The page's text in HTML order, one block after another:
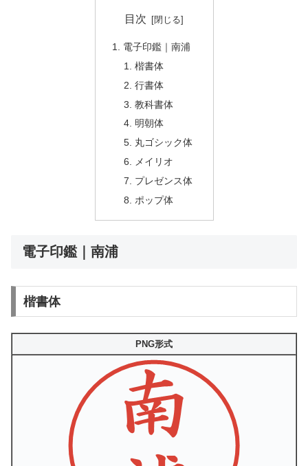
目次
電子印鑑｜南浦
楷書体
行書体
教科書体
明朝体
丸ゴシック体
メイリオ
プレゼンス体
ポップ体
電子印鑑｜南浦
楷書体
PNG形式